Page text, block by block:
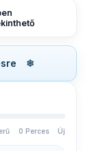
0 Perces Új